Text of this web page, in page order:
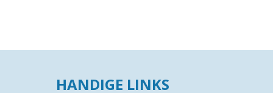
HANDIGE LINKS